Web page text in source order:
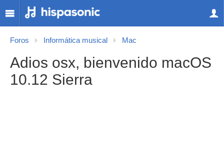
Foros Informática musical Mac
Adios osx, bienvenido macOS
10.12 Sierra